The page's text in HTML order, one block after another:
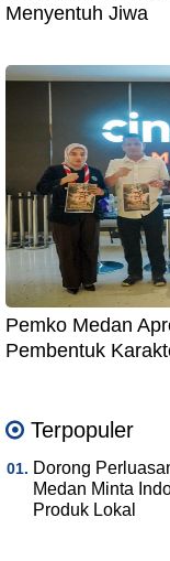
Menyentuh Jiwa
Pemko Medan
Pembentuk
Terpopuler
Dorong
Medan Minta
Produk Lokal